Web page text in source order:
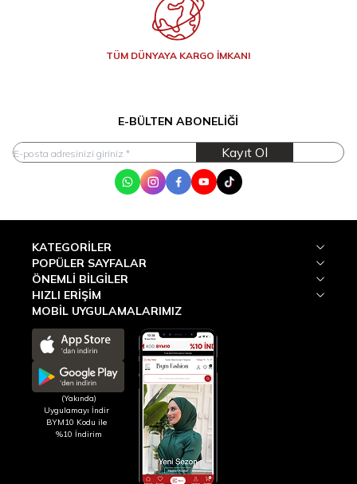
TÜM DÜNYAYA KARGO İMKANI
E-BÜLTEN ABONELIĞI
Kayıt Ol
WhatsApp
InstagramFacebook
YoutubeTik Tok
KATEGORILER
POPÜLER SAYFALAR
ÖNEMLI BILGILER
HIZLI ERIŞIM
MOBİL UYGULAMALARIMIZ
(Yakında)
Uygulamayı İndir
BYM10 Kodu ile
%10 İndirim